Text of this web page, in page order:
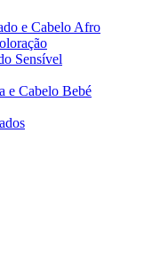
e Cabelo Afro
Sensível
e Cabelo Bebé